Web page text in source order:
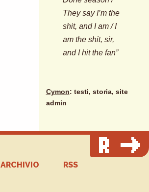
They say I’m the
shit, and I am / I
am the shit, sir,
and I hit the fan”
Cymon: testi, storia, site
admin
ARCHIVIO RSS